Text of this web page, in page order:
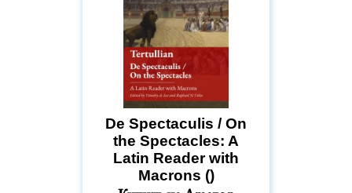
De Spectaculis / On
the Spectacles: A
Latin Reader with
Macrons ()